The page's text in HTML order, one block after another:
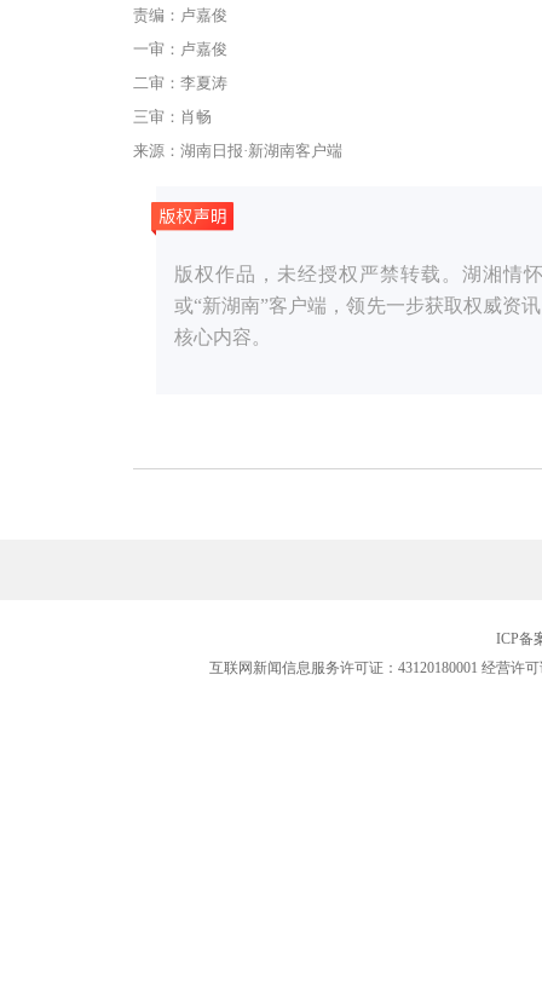
责编：卢嘉俊
一审：卢嘉俊
二审：李夏涛
三审：肖畅
来源：湖南日报·新湖南客户端
版权作品，未经授权严禁转载。湖湘情
或“新湖南”客户端，领先一步获取权威资
核心内容。
ICP备
互联网新闻信息服务许可证：43120180001 经营许可